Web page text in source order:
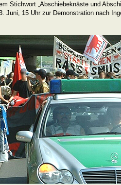
Stichwort „Abschiebeknäste und
Juni, 15 Uhr zur Demonstration nach